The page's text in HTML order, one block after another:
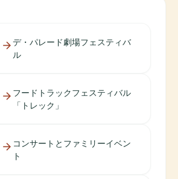
デ・パレード劇場フェスティバ
ル
フードトラックフェスティバル
「トレック」
コンサートとファミリーイベン
ト